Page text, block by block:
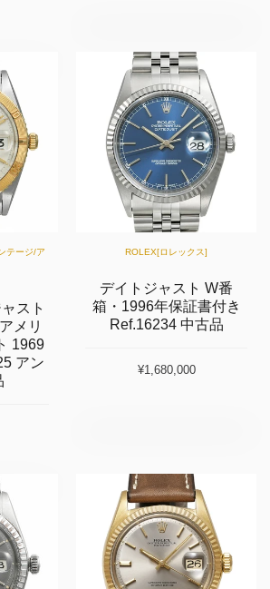
テージ/ア
スト
メリ
1969
アン
ROLEX[ロレックス]
デイトジャスト W番
箱・1996年保証書付き
Ref.16234 中古品
¥1,680,000